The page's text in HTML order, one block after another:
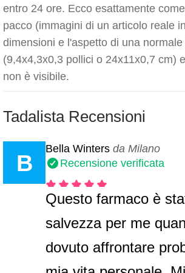
entro 24 ore. Ecco esattamente
pacco (immagini di un articolo reale
dimensioni e l'aspetto di una
(9,4x4,3x0,3 pollici o 24x11x0,7 cm)
non è visibile.
Tadalista Recensioni
B
Bella Winters da Milano
Recensione verificata
Questo farmaco è
salvezza per me
dovuto affrontare